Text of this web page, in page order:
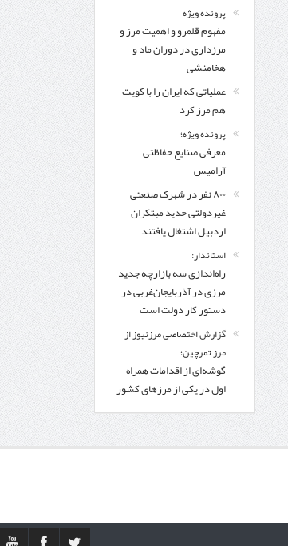
پرونده ویژه
مفهوم قلمرو و اهمیت مرز و
مرزداری در دوران ماد و
هخامنشی
عملیاتی که ایران را با کویت
هم مرز کرد
پرونده ویژه؛
معرفی صنایع حفاظتی
آرامیس
۸۰۰ نفر در شهرک صنعتی
غیردولتی حدید مبتکران
اردبیل اشتغال یافتند
استاندار:
راه‌اندازی سه بازارچه جدید
مرزی در آذربایجان‌غربی در
دستور کار دولت است
گزارش اختصاصی مرزنیوز از
مرز تمرچین؛
گوشه‌ای از اقدامات همراه
اول در یکی از مرزهای کشور